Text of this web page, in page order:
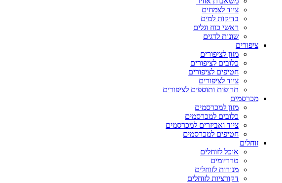
ציוד לצמחים
בדיקות למים
ראשי כוח וגלים
שונות לדגים
ציפורים
מזון לציפורים
כלובים לציפורים
חטיפים לציפורים
ציוד לציפורים
תרופות ותוספים לציפורים
מכרסמים
מזון למכרסמים
כלובים למכרסמים
ציוד ואביזרים למכרסמים
חטיפים למכרסמים
זוחלים
אוכל לזוחלים
טרריומים
מנורות לזוחלים
דקורציות לזוחלים